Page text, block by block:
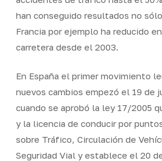
han conseguido resultados no
Francia por ejemplo ha reducido
carretera desde el 2003.
En España el primer movimiento
nuevos cambios empezó el 19 de
cuando se aprobó la ley 17/2005
y la licencia de conducir por
sobre Tráfico, Circulación de
Seguridad Vial y establece el 20